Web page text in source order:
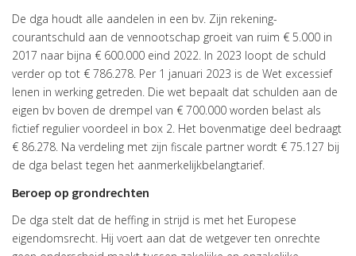
De dga houdt alle aandelen in een bv. Zijn rekening-
courantschuld aan de vennootschap groeit van ruim € 5.000 in
2017 naar bijna € 600.000 eind 2022. In 2023 loopt de schuld
verder op tot € 786.278. Per 1 januari 2023 is de Wet excessief
lenen in werking getreden. Die wet bepaalt dat schulden aan de
eigen bv boven de drempel van € 700.000 worden belast als
fictief regulier voordeel in box 2. Het bovenmatige deel bedraagt
€ 86.278. Na verdeling met zijn fiscale partner wordt € 75.127 bij
de dga belast tegen het aanmerkelijkbelangtarief.
Beroep op grondrechten
De dga stelt dat de heffing in strijd is met het Europese
eigendomsrecht. Hij voert aan dat de wetgever ten onrechte